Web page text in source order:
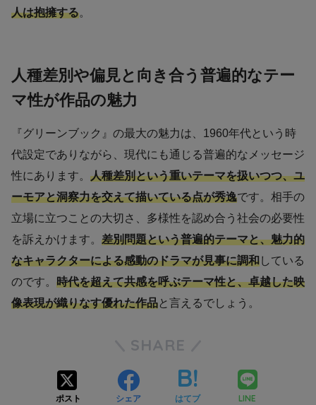
人は抱擁する。
人種差別や偏見と向き合う普遍的なテー
マ性が作品の魅力
『グリーンブック』の最大の魅力は、1960年代という時
代設定でありながら、現代にも通じる普遍的なメッセージ
性にあります。 人種差別という重いテーマを扱いつつ、ユ
ーモアと洞察力を交えて描いている点が秀逸です。相手の
立場に立つことの大切さ、多様性を認め合う社会の必要性
を訴えかけます。 差別問題という普遍的テーマと、魅力的
なキャラクターによる感動のドラマが見事に調和している
のです。 時代を超えて共感を呼ぶテーマ性と、卓越した映
像表現が織りなす優れた作品と言えるでしょう。
SHARE
ポスト シェア はてブ LINE